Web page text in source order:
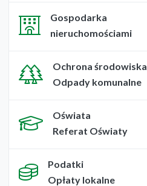
Gospodarka
nieruchomościami
Ochrona środowiska
Odpady komunalne
Oświata
Referat Oświaty
Podatki
Opłaty lokalne